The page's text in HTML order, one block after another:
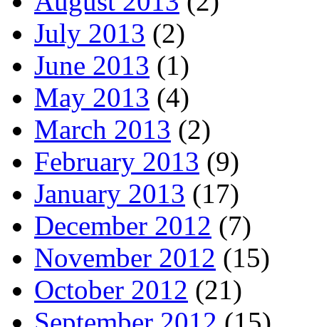
July 2013 (2)
June 2013 (1)
May 2013 (4)
March 2013 (2)
February 2013 (9)
January 2013 (17)
December 2012 (7)
November 2012 (15)
October 2012 (21)